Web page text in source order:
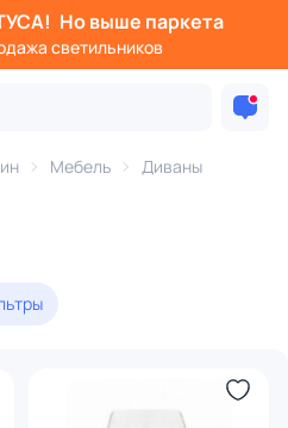
Но выше паркета
светильников
Мебель Диваны
тахты, софы, кушетки